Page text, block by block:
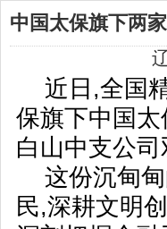
中国太保旗下两
近日,全国
保旗下中国
白山中支公
这份沉甸
民,深耕文明